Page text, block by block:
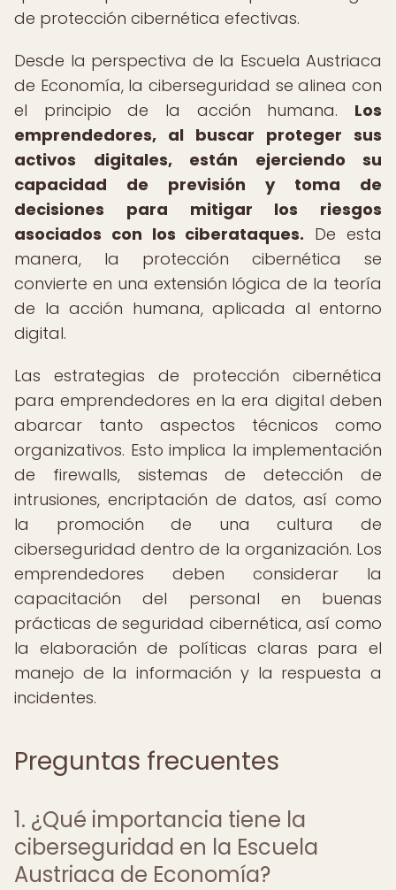
de protección cibernética efectivas.
Desde la perspectiva de la Escuela Austriaca
de Economía, la ciberseguridad se alinea con
el principio de la acción humana. Los
emprendedores, al buscar proteger sus
activos digitales, están ejerciendo su
capacidad de previsión y toma de
decisiones para mitigar los riesgos
asociados con los ciberataques. De esta
manera, la protección cibernética se
convierte en una extensión lógica de la teoría
de la acción humana, aplicada al entorno
digital.
Las estrategias de protección cibernética
para emprendedores en la era digital deben
abarcar tanto aspectos técnicos como
organizativos. Esto implica la implementación
de firewalls, sistemas de detección de
intrusiones, encriptación de datos, así como
la promoción de una cultura de
ciberseguridad dentro de la organización. Los
emprendedores deben considerar la
capacitación del personal en buenas
prácticas de seguridad cibernética, así como
la elaboración de políticas claras para el
manejo de la información y la respuesta a
incidentes.
Preguntas frecuentes
1. ¿Qué importancia tiene la
ciberseguridad en la Escuela
Austriaca de Economía?